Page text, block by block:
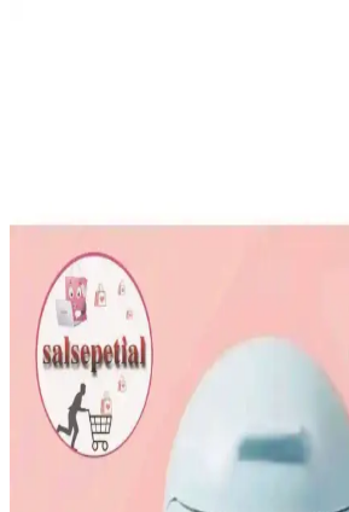
Malzeme, Tasarım ve
Bu makalede, Varol Bambu Nakışlı ve
bornozlarının malzeme, tasarım ve
şekilde inceleniyor. Kullanıcı geri
kriterleriyle en iyi seçeneği belirleyin.
Sevi Bebek Kundakları ile
Uyku Alanları Yaratmanın Yolları
Sevi bebek kundakları, güvenli ve konforlu
oluşturmak için ideal. Doğal malzemeleri ve
bebeklerin huzurlu uykusuna katkı sağlar.